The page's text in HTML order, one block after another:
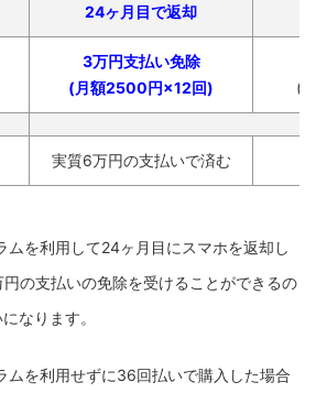
24ヶ月目で返却
3万円支払い免除
(月額2500円×12回)
(
実質6万円の支払いで済む
ムを利用して24ヶ月目にスマホを返却し
の支払いの免除を受けることができるの
なります。
ムを利用せずに36回払いで購入した場合